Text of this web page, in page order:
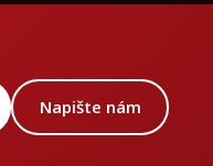
Napište nám